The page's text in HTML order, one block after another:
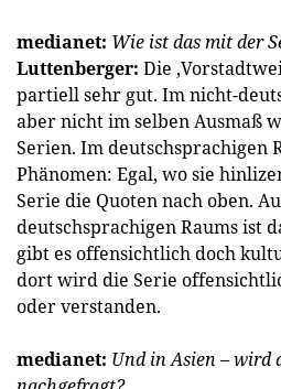
medianet: Wie ist das mit der
Luttenberger: Die
partiell sehr gut. Im nicht-
aber nicht im selben Ausmaß
Serien. Im deutschsprachigen
Phänomen: Egal, wo sie
Serie die Quoten nach oben.
deutschsprachigen Raums ist
gibt es offensichtlich doch
dort wird die Serie
oder verstanden.
medianet: Und in Asien – wird